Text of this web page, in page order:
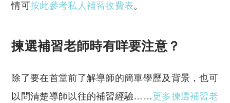
情可按此參考私人補習收費表。
揀選補習老師時有咩要注意？
除了要在首堂前了解導師的簡單學歷及背景，也可
以問清楚導師以往的補習經驗……更多揀選補習老